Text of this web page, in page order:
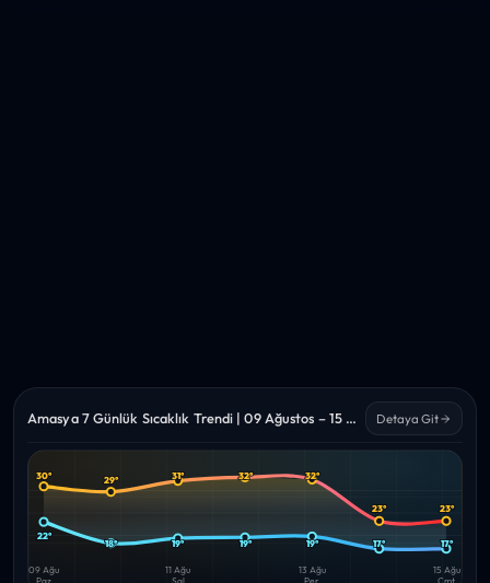
Amasya 7 Günlük Sıcaklık Trendi | 09 Ağustos – 15 Ağustos 2026 Detaya Git
Yüksek Düşük
30°
22°
29°
18°
31°
19°
32°
19°
32°
19°
23°
17°
23°
17°
09 Ağu
Paz
11 Ağu
Sal
13 Ağu
Per
15 Ağu
Cmt